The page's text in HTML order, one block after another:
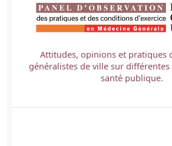
Attitudes, opinions et pratiques
généralistes de ville sur
santé publique.